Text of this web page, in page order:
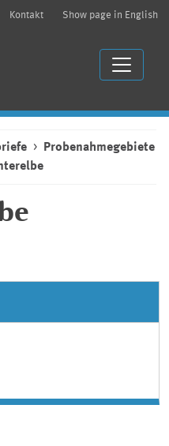
Kontakt Show page in English
Probenahmegebiete